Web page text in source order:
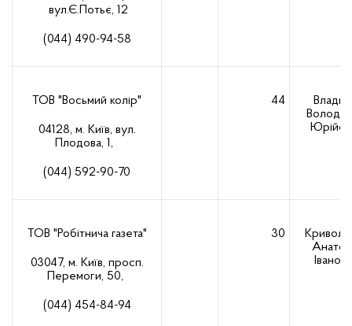
вул.Є.Потьє, 12
(044) 490-94-58
ТОВ "Восьмий колір"
04128, м. Київ, вул.
Плодова, 1,
(044) 592-90-70
44
ТОВ "Робітнича газета"
03047, м. Київ, просп.
Перемоги, 50,
(044) 454-84-94
30